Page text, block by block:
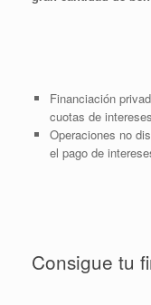
Financiación
cuotas de
Operaciones no
el pago de
Consigue tu